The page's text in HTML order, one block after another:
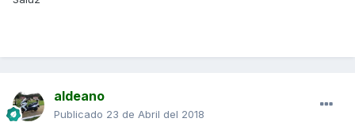
aldeano
Publicado 23 de Abril del 2018